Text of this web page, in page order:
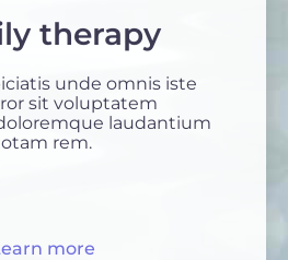
therapy
unde omnis iste
sit voluptatem
laudantium
rem.
more